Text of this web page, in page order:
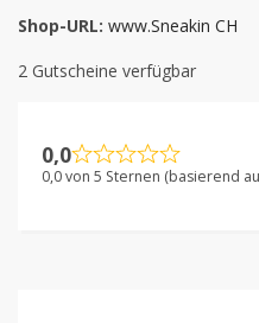
Shop-URL: www.Sneakin CH
2 Gutscheine verfügbar
0,0
0,0 von 5 Sternen (basierend